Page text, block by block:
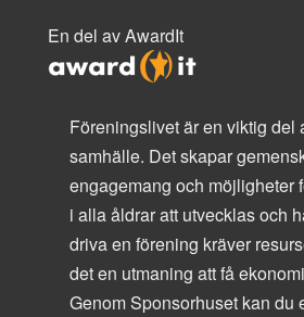
En del av AwardIt
Föreningslivet är en viktig del
samhälle. Det skapar
engagemang och möjligheter
i alla åldrar att utvecklas och
driva en förening kräver
det en utmaning att få
Genom Sponsorhuset kan du